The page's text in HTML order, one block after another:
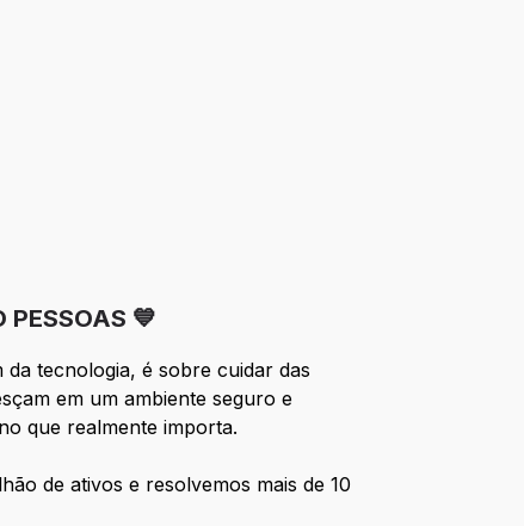
PESSOAS 💙
tecnologia, é sobre cuidar das
em um ambiente seguro e
que realmente importa.
de ativos e resolvemos mais de 10